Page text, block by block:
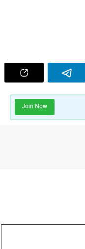
Join Now